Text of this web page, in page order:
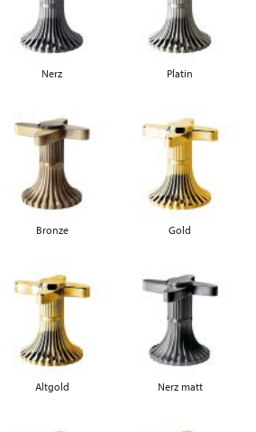
Nerz Platin
Bronze Gold
Altgold Nerz matt